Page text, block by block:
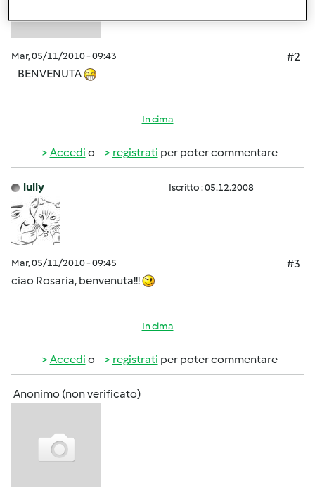
Mar, 05/11/2010 - 09:43
#2
BENVENUTA
In cima
Accedi o registrati per poter commentare
lully Iscritto : 05.12.2008
Mar, 05/11/2010 - 09:45
#3
ciao Rosaria, benvenuta!!!
In cima
Accedi o registrati per poter commentare
Anonimo (non verificato)